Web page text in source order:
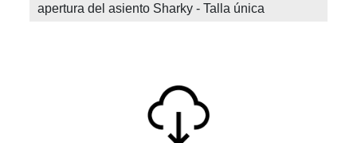
apertura del asiento Sharky - Talla única